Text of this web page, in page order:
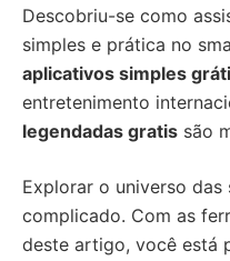
Descobriu-se como
simples e prática no
aplicativos simples
entretenimento
legendadas gratis são
Explorar o universo das
complicado. Com as
deste artigo, você está